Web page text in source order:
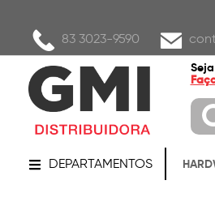
83 3023-9590
DEPARTAMENTOS